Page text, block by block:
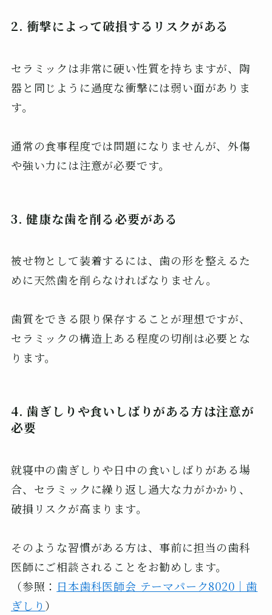
2. 衝撃によって破損するリスクがある
セラミックは非常に硬い性質を持ちますが、陶
器と同じように過度な衝撃には弱い面がありま
す。
通常の食事程度では問題になりませんが、外傷
や強い力には注意が必要です。
3. 健康な歯を削る必要がある
被せ物として装着するには、歯の形を整えるた
めに天然歯を削らなければなりません。
歯質をできる限り保存することが理想ですが、
セラミックの構造上ある程度の切削は必要とな
ります。
4. 歯ぎしりや食いしばりがある方は注意が
必要
就寝中の歯ぎしりや日中の食いしばりがある場
合、セラミックに繰り返し過大な力がかかり、
破損リスクが高まります。
そのような習慣がある方は、事前に担当の歯科
医師にご相談されることをお勧めします。
（参照： 日本歯科医師会 テーマパーク8020｜歯
ぎしり ）